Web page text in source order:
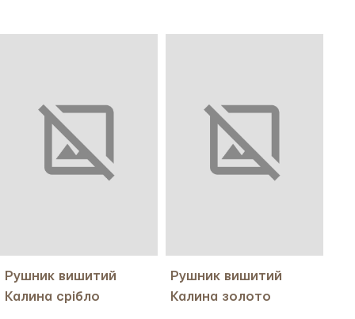
Рушник вишитий
Калина срібло
Рушник вишитий
Калина золото